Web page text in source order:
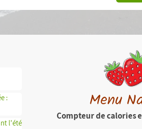
:
l'été
Menu
Compteur de calories